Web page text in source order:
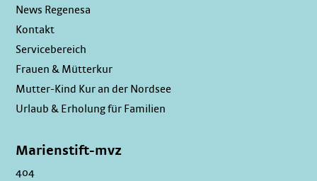
News Regenesa
Kontakt
Servicebereich
Frauen & Mütterkur
Mutter-Kind Kur an der Nordsee
Urlaub & Erholung für Familien
Marienstift-mvz
404